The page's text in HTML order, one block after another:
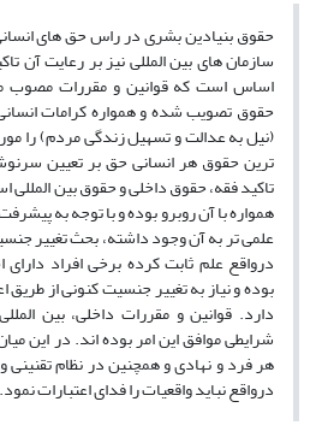
حقوق بنیادین بشری در راس حق های
سازمان های بین المللی نیز بر رعایت آن
اساس است که قوانین و مقررات مصوب
حقوق تصویب شده و همواره کرامات
(نیل به عدالت و تسهیل زندگی مردم) را
ترین حقوق هر انسانی حق بر تعیین
تاکید فقه، حقوق داخلی و حقوق بین
همواره با آن روبرو بوده و با توجه به
علمی تر به آن وجود داشته، بحث تغییر
درواقع علم ثابت کرده برخی افراد
بوده و نیاز به تغییر جنسیت کنونی از
دارد. قوانین و مقررات داخلی، بین
شرایطی موافق این امر بوده اند. در این
هر فرد و نهادی و همچنین در نظام
درواقع نباید واقعیات را فدای اعتبارات نمود.